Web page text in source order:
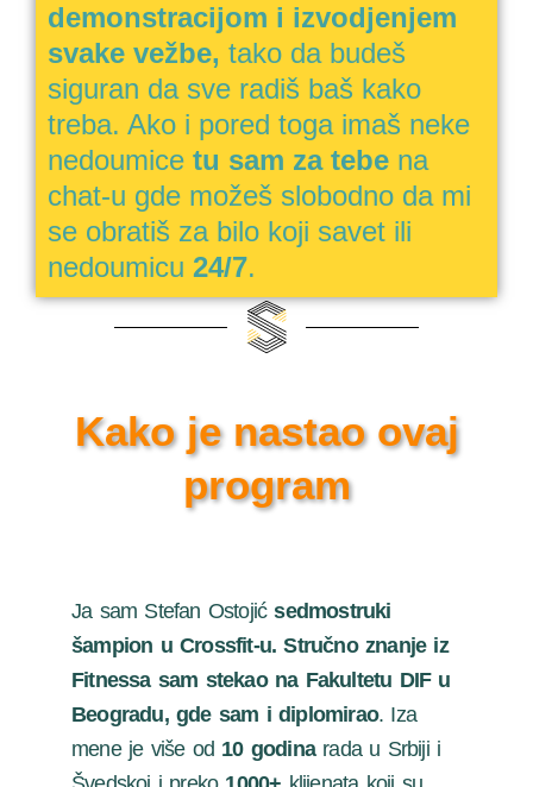
demonstracijom i izvodjenjem
svake vežbe, tako da budeš
siguran da sve radiš baš kako
treba. Ako i pored toga imaš neke
nedoumice tu sam za tebe na
chat-u gde možeš slobodno da mi
se obratiš za bilo koji savet ili
nedoumicu 24/7.
Kako je nastao ovaj
program
Ja sam Stefan Ostojićsedmostruki
šampion u Crossfit-u. Stručno znanje iz
Fitnessa sam stekao na Fakultetu DIF u
Beogradu, gde sam i diplomirao. Iza
mene je više od 10 godinarada u Srbiji i